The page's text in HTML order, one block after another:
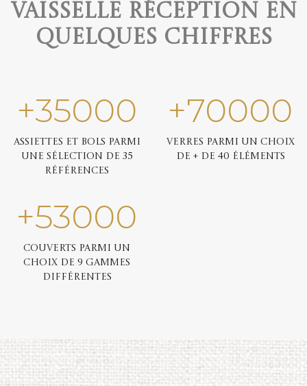
Vaisselle réception en
quelques chiffres
+35000
Assiettes et bols parmi
une sélection de 35
références
+70000
Verres parmi un choix
de + de 40 éléments
+53000
Couverts parmi un
choix de 9 gammes
différentes